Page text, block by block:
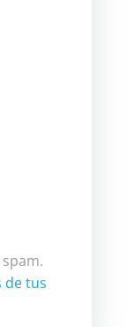
de tus